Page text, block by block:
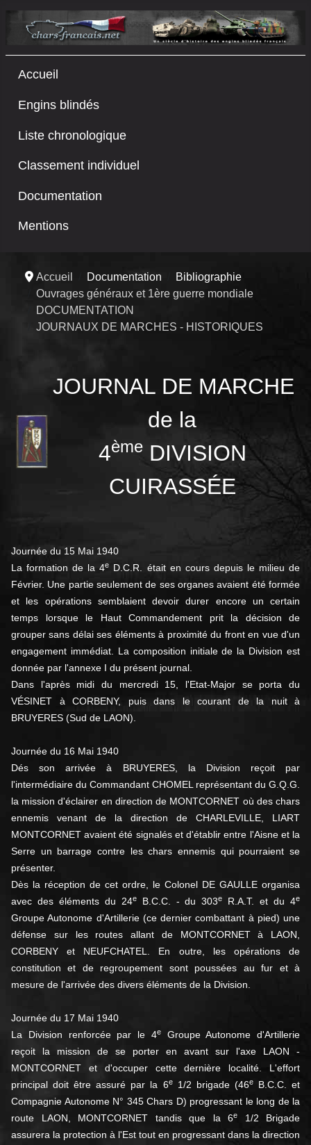
Accueil
Engins blindés
Liste chronologique
Classement individuel
Documentation
Mentions
Accueil Documentation
Bibliographie
Ouvrages généraux et 1ère guerre mondiale
DOCUMENTATION
JOURNAUX DE MARCHES - HISTORIQUES
JOURNAL DE MARCHE
de la
4èmeDIVISION
CUIRASSÉE
Journée du 15 Mai 1940
La formation de la 4e D.C.R. était en cours depuis le milieu de
Février. Une partie seulement de ses organes avaient été formée
et les opérations semblaient devoir durer encore un certain
temps lorsque le Haut Commandement prit la décision de
grouper sans délai ses éléments à proximité du front en vue d'un
engagement immédiat. La composition initiale de la Division est
donnée par l'annexe I du présent journal.
Dans l'après midi du mercredi 15, l'Etat-Major se porta du
VÉSINET à CORBENY, puis dans le courant de la nuit à
BRUYERES (Sud de LAON).
Journée du 16 Mai 1940
Dés son arrivée à BRUYERES, la Division reçoit par
l'intermédiaire du Commandant CHOMEL représentant du G.Q.G.
la mission d'éclairer en direction de MONTCORNET où des chars
ennemis venant de la direction de CHARLEVILLE, LIART
MONTCORNET avaient été signalés et d'établir entre l'Aisne et la
Serre un barrage contre les chars ennemis qui pourraient se
présenter.
Dès la réception de cet ordre, le Colonel DE GAULLE organisa
avec des éléments du 24eB.C.C. - du 303e R.A.T. et du 4e
Groupe Autonome d'Artillerie (ce dernier combattant à pied) une
défense sur les routes allant de MONTCORNET à LAON,
CORBENY et NEUFCHATEL. En outre, les opérations de
constitution et de regroupement sont poussées au fur et à
mesure de l'arrivée des divers éléments de la Division.
Journée du 17 Mai 1940
La Division renforcée par le 4eGroupe Autonome d'Artillerie
reçoit la mission de se porter en avant sur l'axe LAON -
MONTCORNET et d'occuper cette dernière localité. L'effort
principal doit être assuré par la 6e1/2 brigade (46eB.C.C. et
Compagnie Autonome N° 345 Chars D) progressant le long de la
route LAON, MONTCORNET tandis que la 6e
1/2 Brigade
assurera la protection à l'Est tout en progressant dans la direction